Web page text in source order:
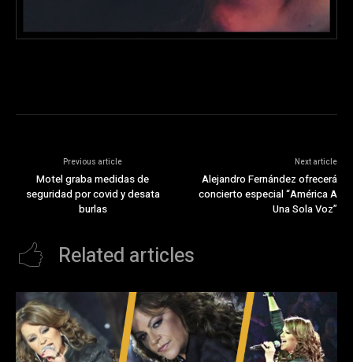
Previous article
Motel graba medidas de
seguridad por covid y desata
burlas
Next article
Alejandro Fernández ofrecerá
concierto especial “América A
Una Sola Voz”
Related articles